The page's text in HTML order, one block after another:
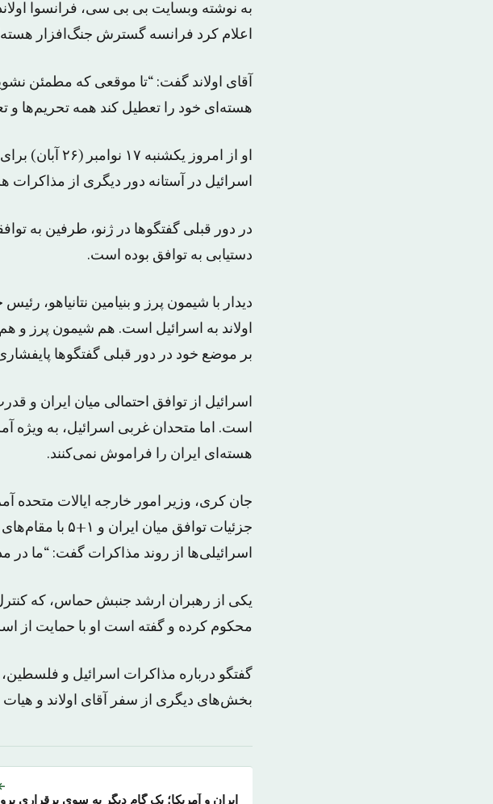
به نوشته وبسایت بی بی سی، فرانسوا
اعلام کرد فرانسه گسترش جنگ‌افزار
آقای اولاند گفت: “تا موقعی که مطمئن
هسته‌ای خود را تعطیل کند همه تحریم‌ها و
او از امروز
اسرائیل در آستانه دور دیگری از مذاکرات هسته‌ای
در دور قبلی گفتگوها در ژنو، طرفین به
دستیابی به توافق بوده است.
دیدار با شیمون پرز و بنیامین نتانیاهو،
اولاند به اسرائیل است. هم شیمون پرز و هم
بر موضع خود در دور قبلی گفتگوها
اسرائیل از توافق احتمالی میان ایران و
است. اما متحدان غربی اسرائیل، به ویژه
هسته‌ای ایران را فراموش نمی‌کنند.
جان کری، وزیر امور خارجه ایالات متحده
جزئیات توافق
اسرائیلی‌ها از روند مذاکرات گفت: “ما در
یکی از رهبران ارشد جنبش حماس، که کنترل
محکوم کرده و گفته است او با حمایت از
گفتگو درباره مذاکرات اسرائیل و
بخش‌های دیگری از سفر آقای اولاند و هیات
ایران و آمریکا؛ یک گام دیگر به سوی برقراری